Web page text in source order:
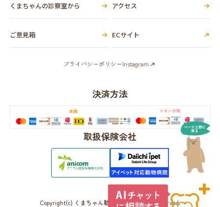
くまちゃんの診察室から アクセス
ご意見箱 ECサイト
プライバシーポリシーInstagram
決済方法
取扱保険会社
Copyright(c) くまちゃん動物病院 All Rights Reserved.